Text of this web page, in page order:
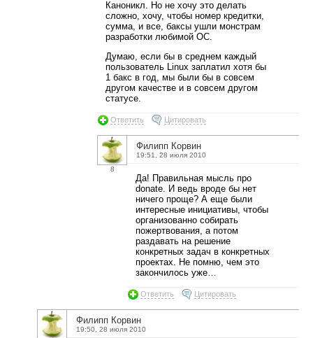
Каноникл. Но не хочу это делать
сложно, хочу, чтобы номер кредитки,
сумма, и все, баксы ушли монстрам
разработки любимой ОС.
Думаю, если бы в среднем каждый
пользователь Linux заплатил хотя бы
1 бакс в год, мы были бы в совсем
другом качестве и в совсем другом
статусе.
Ответить Цитировать
8
Филипп Корвин
19:51, 28 июля 2010
Да! Правильная мысль про
donate. И ведь вроде бы нет
ничего проще? А еще были
интересные инициативы, чтобы
организованно собирать
пожертвования, а потом
раздавать на решение
конкретных задач в конкретных
проектах. Не помню, чем это
закончилось уже…
Ответить Цитировать
Филипп Корвин
19:50, 28 июля 2010